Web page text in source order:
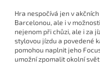
Hra nespočívá jen v
Barcelonou, ale i v
nejenom při chůzi, ale i za
stylovou jízdu a povedené
pomohou naplnit jeho
umožní zpomalit okolní